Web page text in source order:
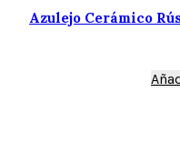
Azulejo Cerámico